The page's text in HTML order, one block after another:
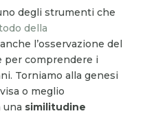
degli strumenti che
della
l’osservazione del
per comprendere i
Torniamo alla genesi
o meglio
una similitudine